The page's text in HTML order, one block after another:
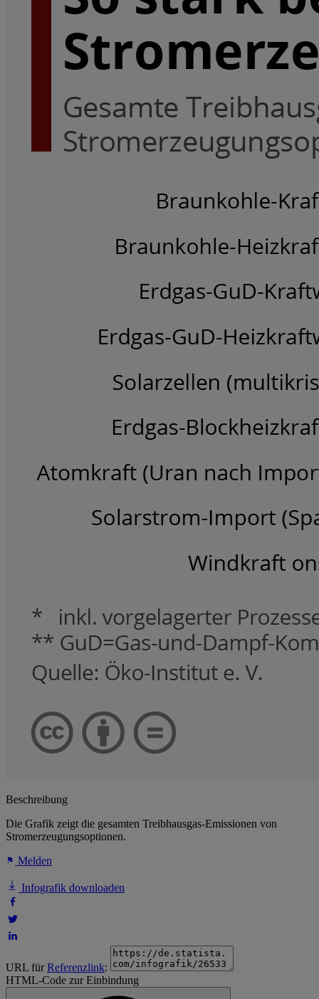
Beschreibung
Die Grafik zeigt die gesamten Treibhausgas-Emissionen von
Stromerzeugungsoptionen.
Melden
Infografik downloaden
URL fürReferenzlink:
HTML-Code zur Einbindung